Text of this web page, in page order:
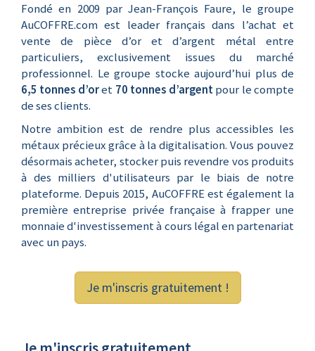
Fondé en 2009 par Jean-François Faure, le groupe
AuCOFFRE.com est leader français dans l’achat et
vente de pièce d’or et d’argent métal entre
particuliers, exclusivement issues du marché
professionnel. Le groupe stocke aujourd’hui plus de
6,5 tonnes d’oret 70 tonnes d’argentpour le compte
de ses clients.
Notre ambition est de rendre plus accessibles les
métaux précieux grâce à la digitalisation. Vous pouvez
désormais acheter, stocker puis revendre vos produits
à des milliers d'utilisateurs par le biais de notre
plateforme. Depuis 2015, AuCOFFRE est également la
première entreprise privée française à frapper une
monnaie d'investissement à cours légal en partenariat
avec un pays.
Je m'inscris gratuitement !